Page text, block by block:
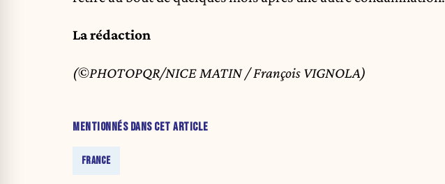
La rédaction
(©PHOTOPQR/NICE MATIN / François VIGNOLA)
MENTIONNÉS DANS CET ARTICLE
FRANCE